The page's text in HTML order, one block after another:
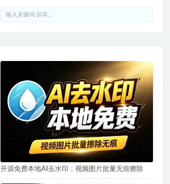
开源免费本地AI去水印：视频图片批量无痕擦除